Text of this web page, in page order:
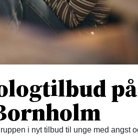
i nyt tilbud til unge med angst